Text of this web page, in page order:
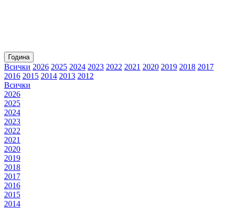
Година
Всички 2026 2025 2024 2023 2022 2021 2020 2019 2018 2017
2016 2015 2014 2013 2012
Всички
2026
2025
2024
2023
2022
2021
2020
2019
2018
2017
2016
2015
2014